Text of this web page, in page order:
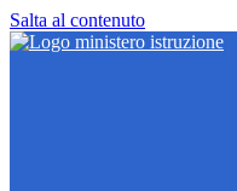
Salta al contenuto